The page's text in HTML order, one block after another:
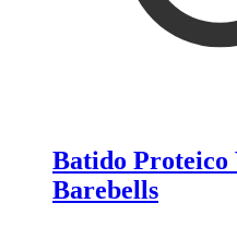
Batido
Barebells